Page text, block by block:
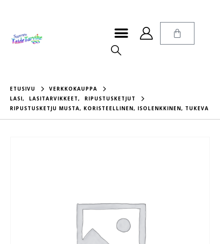
ETUSIVU
VERKKOKAUPPA
LASI, LASITARVIKKEET,
RIPUSTUSKETJUT
RIPUSTUSKETJU MUSTA, KORISTEELLINEN, ISOLENKKINEN, TUKEVA